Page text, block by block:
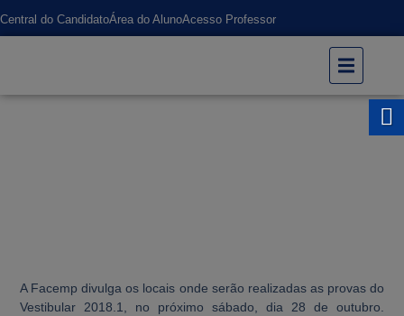
Central do CandidatoÁrea do AlunoAcesso Professor
A Facemp divulga os locais onde serão realizadas as provas do
Vestibular 2018.1, no próximo sábado, dia 28 de outubro.